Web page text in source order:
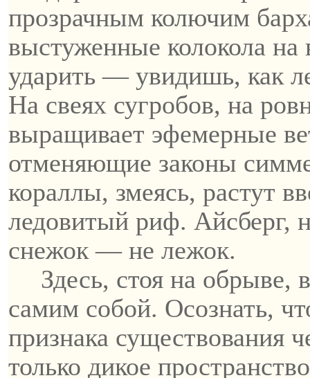
прозрачным колючим
выстуженные колокола
ударить — увидишь, как
На свеях сугробов, на
выращивает эфемерные
отменяющие законы
кораллы, змеясь, растут
ледовитый риф. Айсберг,
снежок — не лежок.
Здесь, стоя на обрыве,
самим собой. Осознать,
признака существования
только дикое